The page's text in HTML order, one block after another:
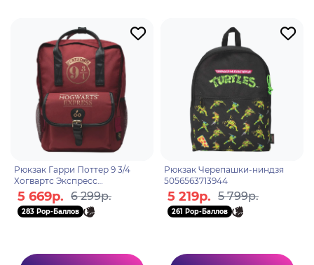
Рюкзак Гарри Поттер 9 3/4
Хогвартс Экспресс
5060718144002
5 669р. 6 299р.
283 Pop-Баллов
Рюкзак Черепашки-ниндзя
5056563713944
5 219р. 5 799р.
261 Pop-Баллов